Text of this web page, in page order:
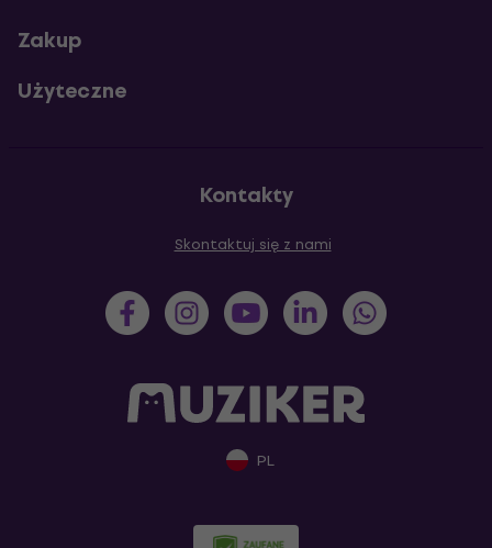
Zakup
Użyteczne
Kontakty
Skontaktuj się z nami
PL